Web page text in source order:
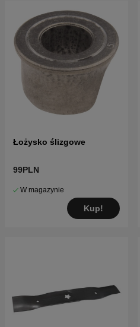
Łożysko ślizgowe
99PLN
W magazynie
Kup!